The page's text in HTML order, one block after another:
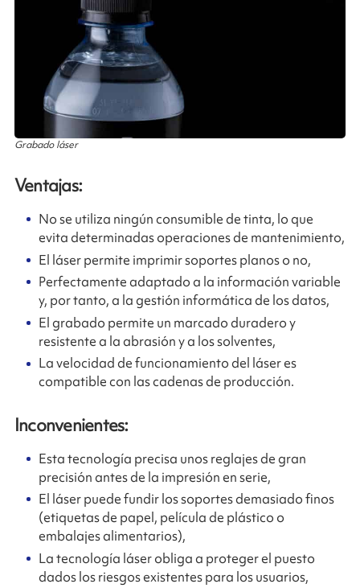
Grabado láser
Ventajas:
No se utiliza ningún consumible de tinta, lo que
evita determinadas operaciones de mantenimiento,
El láser permite imprimir soportes planos o no,
Perfectamente adaptado a la información variable
y, por tanto, a la gestión informática de los datos,
El grabado permite un marcado duradero y
resistente a la abrasión y a los solventes,
La velocidad de funcionamiento del láser es
compatible con las cadenas de producción.
Inconvenientes:
Esta tecnología precisa unos reglajes de gran
precisión antes de la impresión en serie,
El láser puede fundir los soportes demasiado finos
(etiquetas de papel, película de plástico o
embalajes alimentarios),
La tecnología láser obliga a proteger el puesto
dados los riesgos existentes para los usuarios,